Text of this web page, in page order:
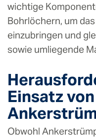
wichtige
Bohrlöchern, um
einzubringen und
sowie umliegende
Einsatz von
Obwohl